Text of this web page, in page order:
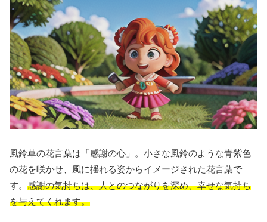
風鈴草の花言葉は「感謝の心」。小さな風鈴のような青紫色
の花を咲かせ、風に揺れる姿からイメージされた花言葉で
す。 感謝の気持ちは、人とのつながりを深め、幸せな気持ち
を与えてくれます。